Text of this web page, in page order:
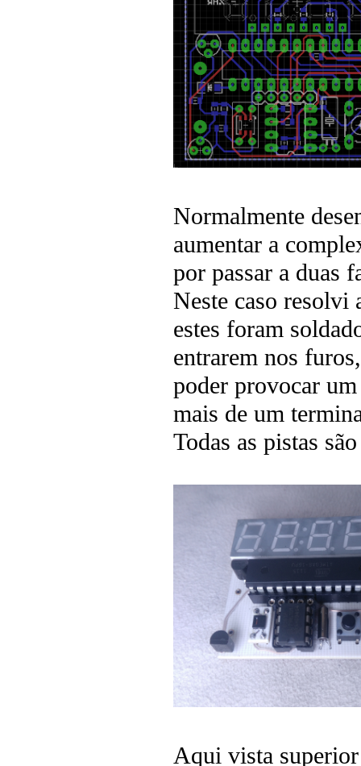
Normalmente
aumentar a
por passar a duas
Neste caso resolvi
estes foram
entrarem nos
poder provocar
mais de um
Todas as pistas
Aqui vista